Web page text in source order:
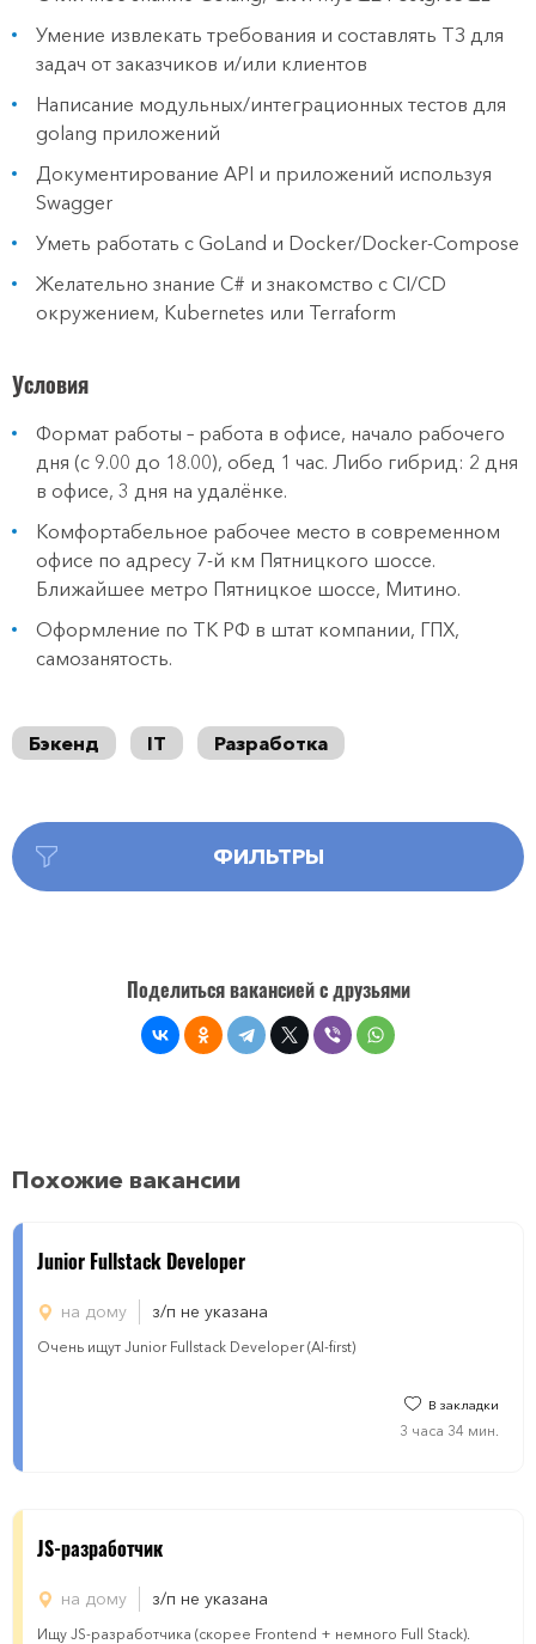
Умение извлекать требования и составлять ТЗ для
задач от заказчиков и/или клиентов
Написание модульных/интеграционных тестов для
golang приложений
Документирование API и приложений используя
Swagger
Уметь работать с GoLand и Docker/Docker-Compose
Желательно знание C# и знакомство с CI/CD
окружением, Kubernetes или Terraform
Условия
Формат работы – работа в офисе, начало рабочего
дня (с 9.00 до 18.00), обед 1 час. Либо гибрид: 2 дня
в офисе, 3 дня на удалёнке.
Комфортабельное рабочее место в современном
офисе по адресу 7-й км Пятницкого шоссе.
Ближайшее метро Пятницкое шоссе, Митино.
Оформление по ТК РФ в штат компании, ГПХ,
самозанятость.
Бэкенд IT Разработка
ФИЛЬТРЫ
Поделиться вакансией с друзьями
Похожие вакансии
Junior Fullstack Developer
на дому з/п не указана
Очень ищут Junior Fullstack Developer (AI-first)
В закладки
3 часа 34 мин.
JS-разработчик
на дому з/п не указана
Ищу JS-разработчика (скорее Frontend + немного Full Stack).